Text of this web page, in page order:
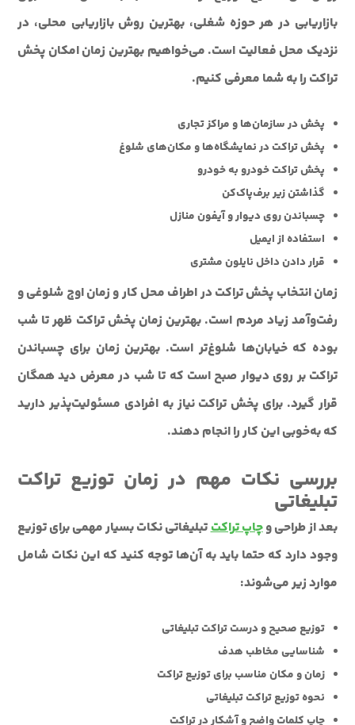
بازاریابی در هر حوزه شغلی، بهترین روش بازاریابی محلی، در
نزدیک محل فعالیت است. می‌خواهیم بهترین زمان امکان پخش
تراکت را به شما معرفی کنیم.
پخش در سازمان‌ها و مراکز تجاری
پخش تراکت در نمایشگاه‌ها و مکان‌های شلوغ
پخش تراکت خودرو به خودرو
گذاشتن زیر برف‌پاک‌کن
چسباندن روی دیوار و آیفون منازل
استفاده از ایمیل
قرار دادن داخل نایلون مشتری
زمان انتخاب پخش تراکت در اطراف محل کار و زمان اوج شلوغی و
رفت‌وآمد زیاد مردم است. بهترین زمان پخش تراکت ظهر تا شب
بوده که خیابان‌ها شلوغ‌تر است. بهترین زمان برای چسباندن
تراکت بر روی دیوار صبح است که تا شب در معرض دید همگان
قرار ‌گیرد. برای پخش تراکت نیاز به افرادی مسئولیت‌پذیر دارید
که به‌خوبی این کار را انجام دهند.
بررسی نکات مهم در زمان توزیع تراکت
تبلیغاتی
بعد از طراحی وچاپ تراکتتبلیغاتی نکات بسیار مهمی برای توزیع
وجود دارد که حتما باید به آن‌ها توجه کنید که این نکات شامل
موارد زیر می‌شوند:
توزیع صحیح و درست تراکت تبلیغاتی
شناسایی مخاطب هدف
زمان و مکان مناسب برای توزیع تراکت
نحوه توزیع تراکت تبلیغاتی
چاپ کلمات واضح و آشکار در تراکت